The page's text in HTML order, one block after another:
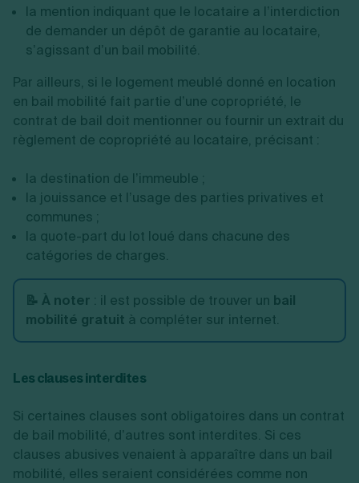
la mention indiquant que le locataire a l’interdiction
de demander un dépôt de garantie au locataire,
s’agissant d’un bail mobilité.
Par ailleurs, si le logement meublé donné en location
en bail mobilité fait partie d’une copropriété, le
contrat de bail doit mentionner ou fournir un extrait du
règlement de copropriété au locataire, précisant :
la destination de l’immeuble ;
la jouissance et l’usage des parties privatives et
communes ;
la quote-part du lot loué dans chacune des
catégories de charges.
📝 À noter : il est possible de trouver un bail
mobilité gratuit à compléter sur internet.
Les clauses interdites
Si certaines clauses sont obligatoires dans un contrat
de bail mobilité, d’autres sont interdites. Si ces
clauses abusives venaient à apparaître dans un bail
mobilité, elles seraient considérées comme non